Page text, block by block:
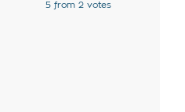
5from 2votes